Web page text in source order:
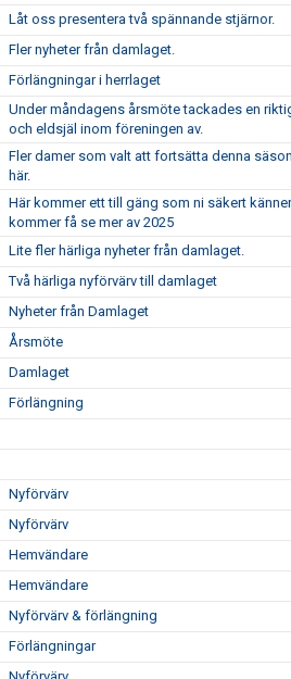
Låt oss presentera två spännande stjärnor.
Fler nyheter från damlaget.
Förlängningar i herrlaget
Under måndagens årsmöte tackades en
och eldsjäl inom föreningen av.
Fler damer som valt att fortsätta denna
här.
Här kommer ett till gäng som ni säkert
kommer få se mer av 2025
Lite fler härliga nyheter från damlaget.
Två härliga nyförvärv till damlaget
Nyheter från Damlaget
Årsmöte
Damlaget
Förlängning
Nyförvärv
Nyförvärv
Hemvändare
Hemvändare
Nyförvärv & förlängning
Förlängningar